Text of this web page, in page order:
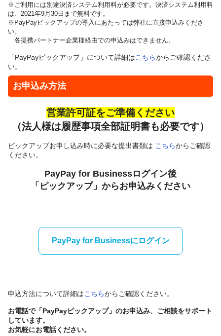
※ご利用には別途決済システム利用料が必要です。決済システム利用料
は、2021年9月30日まで無料です。
※PayPayピックアップの導入にあたっては弊社に直接申込みくださ
い。
各提携パートナー企業様経由での申込みはできません。
「PayPayピックアップ」について詳細はこちらからご確認くださ
い。
お申込み方法
営業許可証をご準備ください
（法人様は履歴事項全部証明書も必要です）
ピックアップお申し込み時に必要な提出書類は こちらからご確認
ください。
PayPay for Businessログイン後
「ピックアップ」からお申込みください
PayPay for Businessにログイン
申込方法について詳細はこちらからご確認ください。
お電話で「PayPayピックアップ」のお申込み、ご相談をサポート
しています。
お気軽にお電話ください。